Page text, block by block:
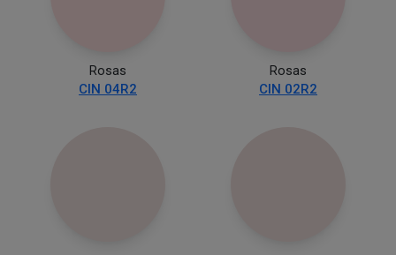
Rosas
CIN 04R2
Rosas
CIN 02R2